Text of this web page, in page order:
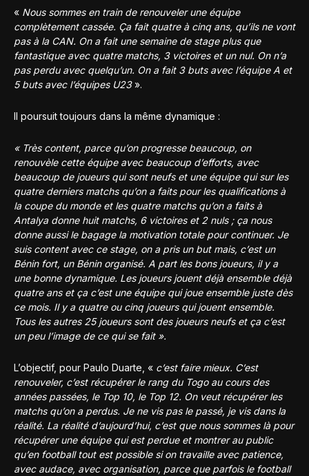
« Nous sommes en train de renouveler une équipe
complètement cassée. Ça fait quatre à cinq ans, qu’ils ne vont
pas à la CAN. On a fait une semaine de stage plus que
fantastique avec quatre matchs, 3 victoires et un nul. On n’a
pas perdu avec quelqu’un. On a fait 3 buts avec l’équipe A et
5 buts avec l’équipes U23».
Il poursuit toujours dans la même dynamique :
« Très content, parce qu’on progresse beaucoup, on
renouvèle cette équipe avec beaucoup d’efforts, avec
beaucoup de joueurs qui sont neufs et une équipe qui sur les
quatre derniers matchs qu’on a faits pour les qualifications à
la coupe du monde et les quatre matchs qu’on a faits à
Antalya donne huit matchs, 6 victoires et 2 nuls ; ça nous
donne aussi le bagage la motivation totale pour continuer. Je
suis content avec ce stage, on a pris un but mais, c’est un
Bénin fort, un Bénin organisé. A part les bons joueurs, il y a
une bonne dynamique. Les joueurs jouent déjà ensemble déjà
quatre ans et ça c’est une équipe qui joue ensemble juste dès
ce mois. Il y a quatre ou cinq joueurs qui jouent ensemble.
Tous les autres 25 joueurs sont des joueurs neufs et ça c’est
un peu l’image de ce qui se fait ».
L’objectif, pour Paulo Duarte, « c’est faire mieux. C’est
renouveler, c’est récupérer le rang du Togo au cours des
années passées, le Top 10, le Top 12. On veut récupérer les
matchs qu’on a perdus. Je ne vis pas le passé, je vis dans la
réalité. La réalité d’aujourd’hui, c’est que nous sommes là pour
récupérer une équipe qui est perdue et montrer au public
qu’en football tout est possible si on travaille avec patience,
avec audace, avec organisation, parce que parfois le football